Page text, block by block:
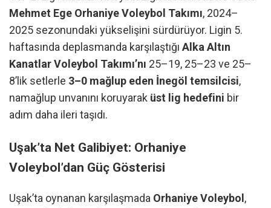
Mehmet Ege Orhaniye Voleybol Takımı, 2024–
2025 sezonundaki yükselişini sürdürüyor. Ligin 5.
haftasında deplasmanda karşılaştığı Alka Altın
Kanatlar Voleybol Takımı’nı 25–19, 25–23 ve 25–
8’lik setlerle 3–0 mağlup eden İnegöl temsilcisi,
namağlup unvanını koruyarak üst lig hedefini bir
adım daha ileri taşıdı.
Uşak’ta Net Galibiyet: Orhaniye
Voleybol’dan Güç Gösterisi
Uşak’ta oynanan karşılaşmada Orhaniye Voleybol ,